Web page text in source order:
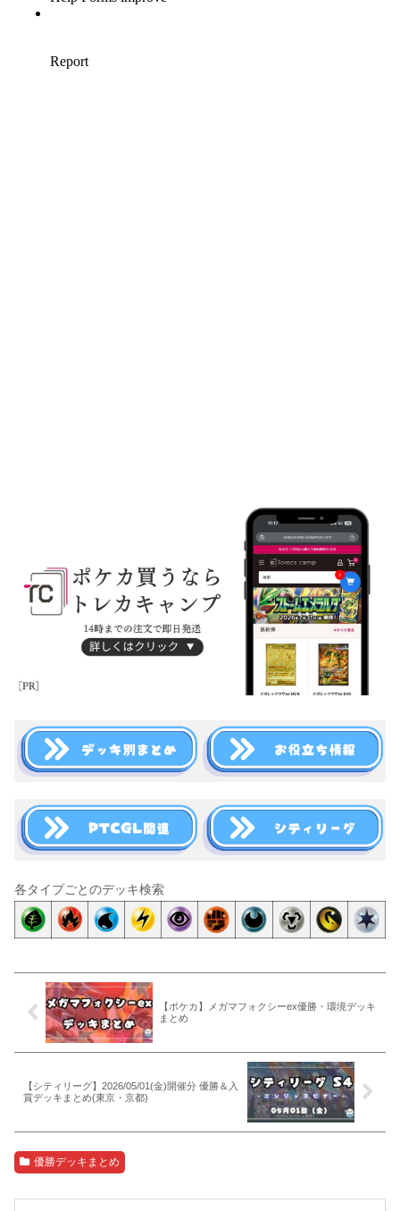
各タイプごとのデッキ検索
【ポケカ】メガマフォクシーex優勝・環境デッキ
まとめ
【シティリーグ】2026/05/01(金)開催分 優勝＆入
賞デッキまとめ(東京・京都)
優勝デッキまとめ